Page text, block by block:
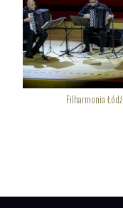
Filharmonia Łódź